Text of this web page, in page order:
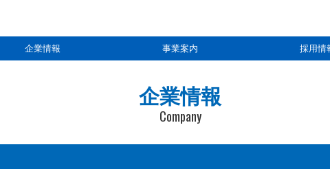
企業情報 事業案内 採用情
企業情報
Company